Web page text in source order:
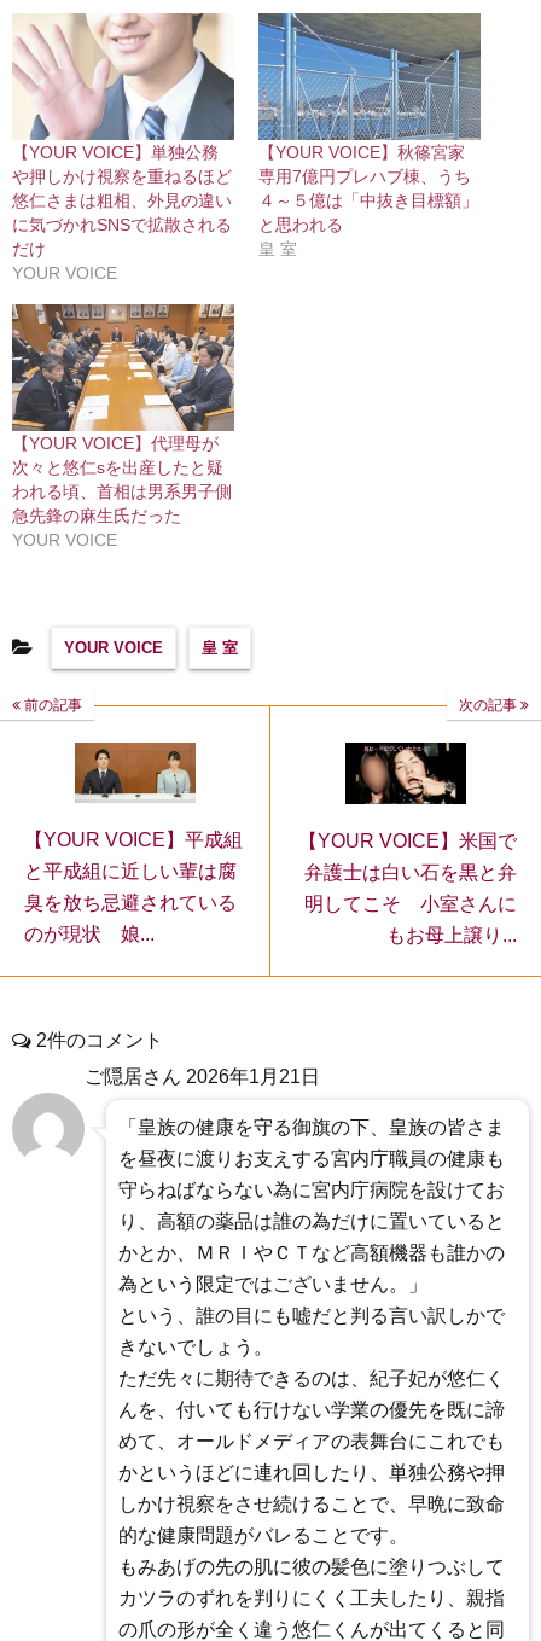
【YOUR VOICE】単独公務
や押しかけ視察を重ねるほど
悠仁さまは粗相、外見の違い
に気づかれSNSで拡散される
だけ
YOUR VOICE
【YOUR VOICE】秋篠宮家
専用7億円プレハブ棟、うち
４～５億は「中抜き目標額」
と思われる
皇 室
【YOUR VOICE】代理母が
次々と悠仁sを出産したと疑
われる頃、首相は男系男子側
急先鋒の麻生氏だった
YOUR VOICE
YOUR VOICE 皇 室
前の記事
【YOUR VOICE】平成組
と平成組に近しい輩は腐
臭を放ち忌避されている
のが現状 娘...
次の記事
【YOUR VOICE】米国で
弁護士は白い石を黒と弁
明してこそ 小室さんに
もお母上譲り...
2件のコメント
ご隠居さん 2026年1月21日
「皇族の健康を守る御旗の下、皇族の皆さま
を昼夜に渡りお支えする宮内庁職員の健康も
守らねばならない為に宮内庁病院を設けてお
り、高額の薬品は誰の為だけに置いていると
かとか、ＭＲＩやＣＴなど高額機器も誰かの
為という限定ではございません。」
という、誰の目にも嘘だと判る言い訳しかで
きないでしょう。
ただ先々に期待できるのは、紀子妃が悠仁く
んを、付いても行けない学業の優先を既に諦
めて、オールドメディアの表舞台にこれでも
かというほどに連れ回したり、単独公務や押
しかけ視察をさせ続けることで、早晩に致命
的な健康問題がバレることです。
もみあげの先の肌に彼の髪色に塗りつぶして
カツラのずれを判りにくく工夫したり、親指
の爪の形が全く違う悠仁くんが出てくると同